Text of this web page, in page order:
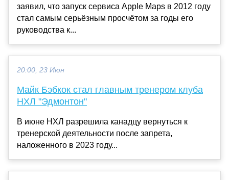
заявил, что запуск сервиса Apple Maps в 2012 году
стал самым серьёзным просчётом за годы его
руководства к...
20:00, 23 Июн
Майк Бэбкок стал главным тренером клуба
НХЛ "Эдмонтон"
В июне НХЛ разрешила канадцу вернуться к
тренерской деятельности после запрета,
наложенного в 2023 году...